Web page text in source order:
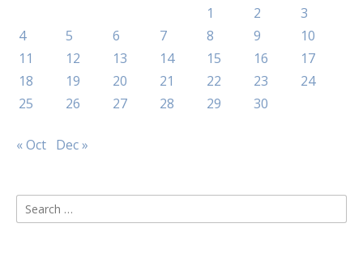
1
2
3
4
5 6 7 8 9
10
11
12 13 14 15 16
17
18
19 20 21 22 23
24
25
26 27 28 29 30
« Oct Dec »
Search
for: